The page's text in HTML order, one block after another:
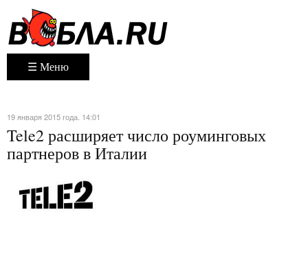
☰ Меню
19 января 2015 года. 14:01
Tele2 расширяет число роуминговых
партнеров в Италии